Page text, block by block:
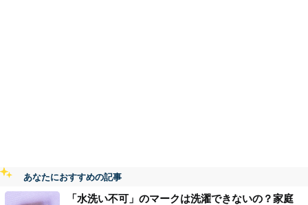
あなたにおすすめの記事
「水洗い不可」のマークは洗濯できないの？家庭